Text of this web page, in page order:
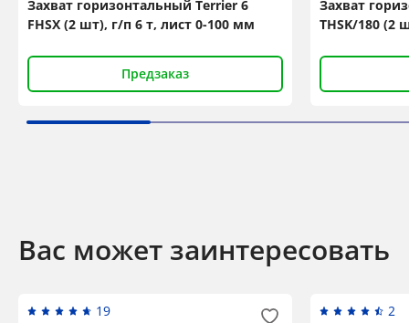
Захват горизонтальный Terrier 6
FHSX (2 шт), г/п 6 т, лист 0-100 мм
Предзаказ
Захват
THSK/180 (2
Вас может заинтересовать
19 2